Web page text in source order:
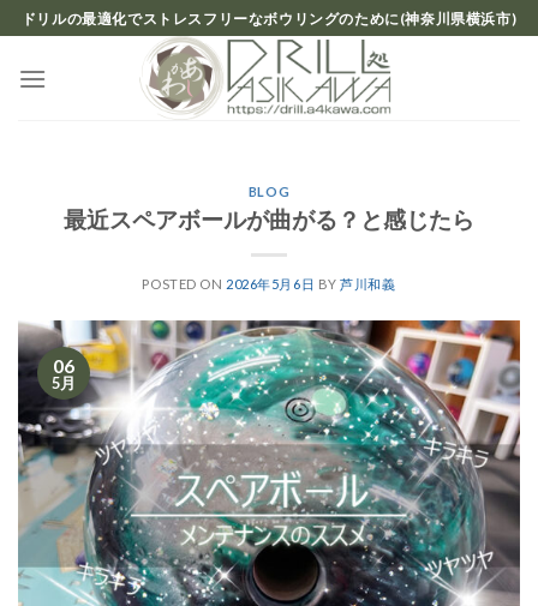
Skip
to
content
ドリルの最適化でストレスフリーなボウリングのために(神奈川県横浜市)
BLOG
最近スペアボールが曲がる？と感じたら
POSTED ON 2026年5月6日 BY芦川和義
06
5月